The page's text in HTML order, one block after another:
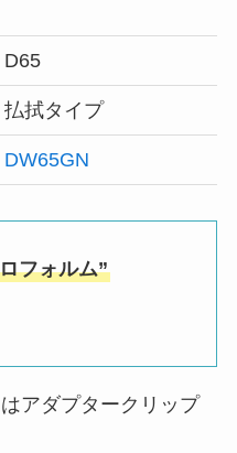
D65
払拭タイプ
DW65GN
フォルム”
アダプタークリップ